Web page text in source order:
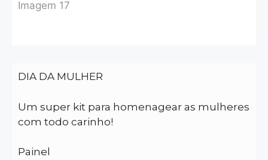
DIA DA MULHER
Um super kit para homenagear as mulheres
com todo carinho!
Painel